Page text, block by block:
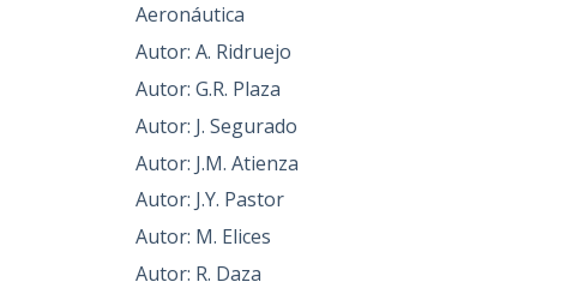
Aeronáutica
Autor: A. Ridruejo
Autor: G.R. Plaza
Autor: J. Segurado
Autor: J.M. Atienza
Autor: J.Y. Pastor
Autor: M. Elices
Autor: R. Daza